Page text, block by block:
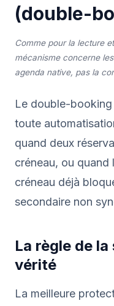
(double-
Comme pour la lecture
mécanisme concerne
agenda native, pas la
Le double-
toute
quand deux
créneau, ou
créneau déjà
secondaire non
La règle de
vérité
La meilleure